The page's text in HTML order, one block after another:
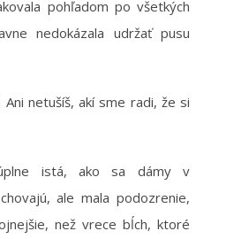
pohľadom po všetkých
nedokázala udržať pusu
Ani netušíš, akí sme radi, že si
istá, ako sa dámy v
ale mala podozrenie,
než vrece bĺch, ktoré